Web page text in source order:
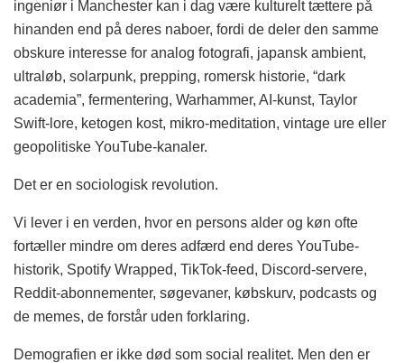
ingeniør i Manchester kan i dag være kulturelt tættere på
hinanden end på deres naboer, fordi de deler den samme
obskure interesse for analog fotografi, japansk ambient,
ultraløb, solarpunk, prepping, romersk historie, “dark
academia”, fermentering, Warhammer, AI-kunst, Taylor
Swift-lore, ketogen kost, mikro-meditation, vintage ure eller
geopolitiske YouTube-kanaler.
Det er en sociologisk revolution.
Vi lever i en verden, hvor en persons alder og køn ofte
fortæller mindre om deres adfærd end deres YouTube-
historik, Spotify Wrapped, TikTok-feed, Discord-servere,
Reddit-abonnementer, søgevaner, købskurv, podcasts og
de memes, de forstår uden forklaring.
Demografien er ikke død som social realitet. Men den er